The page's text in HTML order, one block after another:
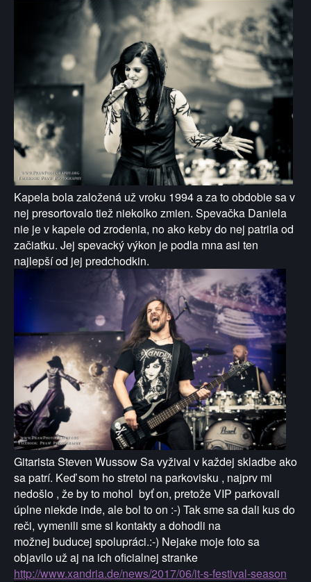
Kapela bola založená už vroku 1994 a za to obdobie sa v
nej presortovalo tiež niekolko zmien. Spevačka Daniela
nie je v kapele od zrodenia, no ako keby do nej patrila od
začiatku. Jej spevacký výkon je podla mna asi ten
najlepší od jej predchodkin.
Gitarista Steven Wussow Sa vyžival v každej skladbe ako
sa patrí. Keď som ho stretol na parkovisku , najprv mi
nedošlo , že byto mohol byť on, pretože VIP parkovali
úplne niekde inde, ale bol to on :-) Tak sme sa dali kus do
reči, vymenili sme si kontakty a dohodli na
možnej buducej spolupráci.:-) Nejake moje foto sa
objavilo už aj na ich oficialnej stranke
http://www.xandria.de/news/2017/06/it-s-festival-season